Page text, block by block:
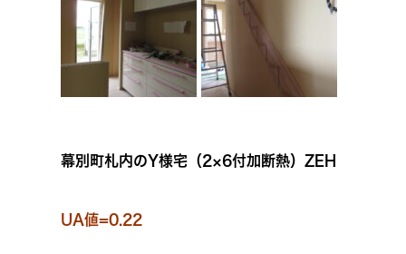
幕別町札内のY様宅（2×6付加断熱）ZEH
UA値=0.22